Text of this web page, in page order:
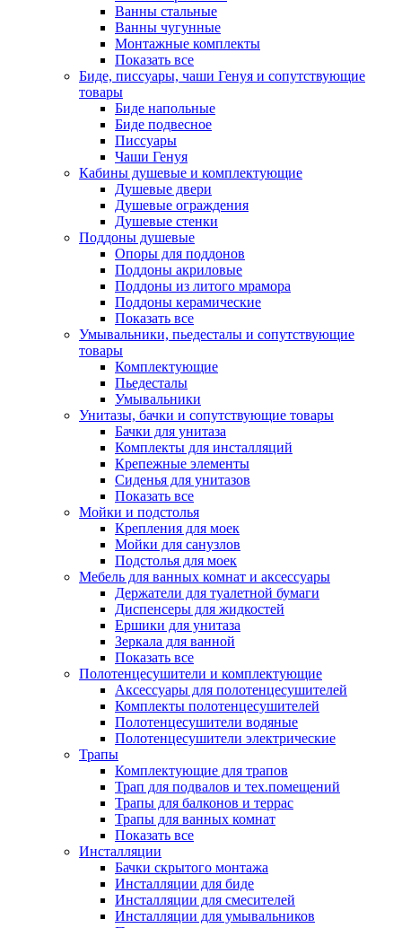
Ванны стальные
Ванны чугунные
Монтажные комплекты
Показать все
Биде, писсуары, чаши Генуя и сопутствующие
товары
Биде напольные
Биде подвесное
Писсуары
Чаши Генуя
Кабины душевые и комплектующие
Душевые двери
Душевые ограждения
Душевые стенки
Поддоны душевые
Опоры для поддонов
Поддоны акриловые
Поддоны из литого мрамора
Поддоны керамические
Показать все
Умывальники, пьедесталы и сопутствующие
товары
Комплектующие
Пьедесталы
Умывальники
Унитазы, бачки и сопутствующие товары
Бачки для унитаза
Комплекты для инсталляций
Крепежные элементы
Сиденья для унитазов
Показать все
Мойки и подстолья
Крепления для моек
Мойки для санузлов
Подстолья для моек
Мебель для ванных комнат и аксессуары
Держатели для туалетной бумаги
Диспенсеры для жидкостей
Ершики для унитаза
Зеркала для ванной
Показать все
Полотенцесушители и комплектующие
Аксессуары для полотенцесушителей
Комплекты полотенцесушителей
Полотенцесушители водяные
Полотенцесушители электрические
Трапы
Комплектующие для трапов
Трап для подвалов и тех.помещений
Трапы для балконов и террас
Трапы для ванных комнат
Показать все
Инсталляции
Бачки скрытого монтажа
Инсталляции для биде
Инсталляции для смесителей
Инсталляции для умывальников